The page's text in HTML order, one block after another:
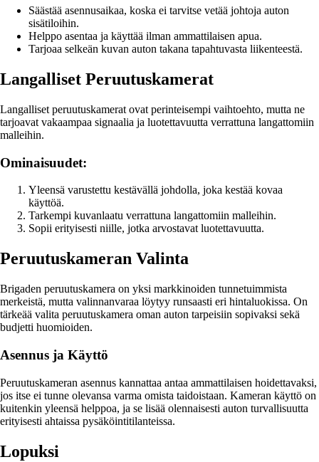
Säästää asennusaikaa, koska ei tarvitse vetää johtoja auton
sisätiloihin.
Helppo asentaa ja käyttää ilman ammattilaisen apua.
Tarjoaa selkeän kuvan auton takana tapahtuvasta liikenteestä.
Langalliset Peruutuskamerat
Langalliset peruutuskamerat ovat perinteisempi vaihtoehto, mutta ne
tarjoavat vakaampaa signaalia ja luotettavuutta verrattuna langattomiin
malleihin.
Ominaisuudet:
Yleensä varustettu kestävällä johdolla, joka kestää kovaa
käyttöä.
Tarkempi kuvanlaatu verrattuna langattomiin malleihin.
Sopii erityisesti niille, jotka arvostavat luotettavuutta.
Peruutuskameran Valinta
Brigaden peruutuskamera on yksi markkinoiden tunnetuimmista
merkeistä, mutta valinnanvaraa löytyy runsaasti eri hintaluokissa. On
tärkeää valita peruutuskamera oman auton tarpeisiin sopivaksi sekä
budjetti huomioiden.
Asennus ja Käyttö
Peruutuskameran asennus kannattaa antaa ammattilaisen hoidettavaksi,
jos itse ei tunne olevansa varma omista taidoistaan. Kameran käyttö on
kuitenkin yleensä helppoa, ja se lisää olennaisesti auton turvallisuutta
erityisesti ahtaissa pysäköintitilanteissa.
Lopuksi